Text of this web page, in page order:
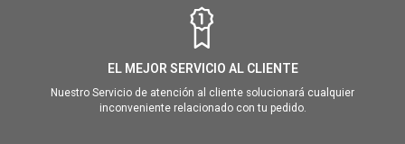
EL MEJOR SERVICIO AL CLIENTE
Nuestro Servicio de atención al cliente solucionará cualquier
inconveniente relacionado con tu pedido.